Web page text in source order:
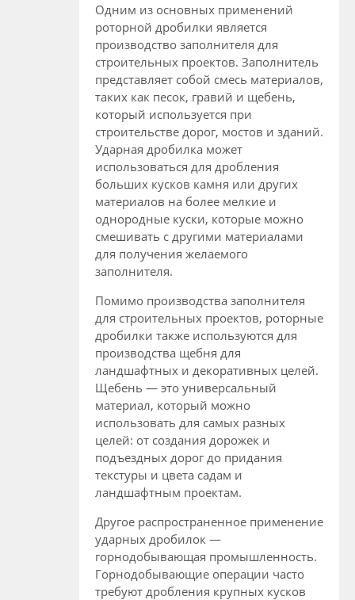
Одним из основных применений
роторной дробилки является
производство заполнителя для
строительных проектов. Заполнитель
представляет собой смесь материалов,
таких как песок, гравий и щебень,
который используется при
строительстве дорог, мостов и зданий.
Ударная дробилка может
использоваться для дробления
больших кусков камня или других
материалов на более мелкие и
однородные куски, которые можно
смешивать с другими материалами
для получения желаемого
заполнителя.
Помимо производства заполнителя
для строительных проектов, роторные
дробилки также используются для
производства щебня для
ландшафтных и декоративных целей.
Щебень — это универсальный
материал, который можно
использовать для самых разных
целей: от создания дорожек и
подъездных дорог до придания
текстуры и цвета садам и
ландшафтным проектам.
Другое распространенное применение
ударных дробилок —
горнодобывающая промышленность.
Горнодобывающие операции часто
требуют дробления крупных кусков